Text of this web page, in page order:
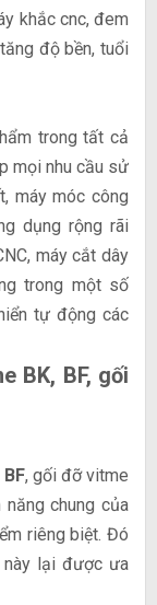
khắc cnc, đem
độ bền, tuổi
trong tất cả
mọi nhu cầu sử
máy móc công
dụng rộng rãi
máy cắt dây
trong một số
tự động các
BK, BF, gối
, gối đỡ vitme
chung của
riêng biệt. Đó
lại được ưa